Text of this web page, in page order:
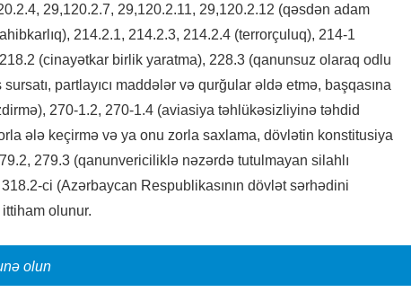
29,120.2.7, 29,120.2.11, 29,120.2.12 (qəsdən adam
214.2.1, 214.2.3, 214.2.4 (terrorçuluq), 214-1
(cinayətkar birlik yaratma), 228.3 (qanunsuz olaraq odlu
partlayıcı maddələr və qurğular əldə etmə, başqasına
270-1.2, 270-1.4 (aviasiya təhlükəsizliyinə təhdid
ələ keçirmə və ya onu zorla saxlama, dövlətin konstitusiya
279.3 (qanunvericiliklə nəzərdə tutulmayan silahlı
ci (Azərbaycan Respublikasının dövlət sərhədini
olunur.
olun